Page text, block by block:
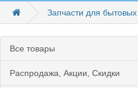
Запчасти для
Все товары
Распродажа, Акции, Скидки